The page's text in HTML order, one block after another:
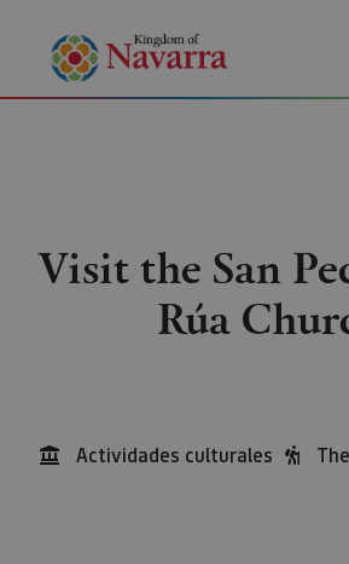
Visit the San
Rúa
Actividades culturales